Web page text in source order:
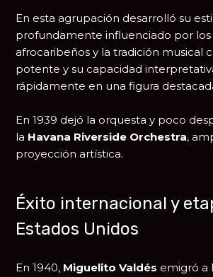
En esta agrupación desarrolló su
profundamente influenciado por
afrocaribeños y la tradición musical
potente y su capacidad
rápidamente en una figura
En 1939 dejó la orquesta y poco
la Havana Riverside Orchestra,
proyección artística.
Éxito internacional y
Estados Unidos
En 1940, Miguelito Valdés emigró a